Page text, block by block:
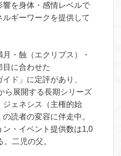
響を身体・感情レベルで
ルギーワークを提供して
・蝕（エクリプス）・
目に合わせた
イド」に定評があり、
ら展開する長期シリーズ
ジェネシス（主権的始
読者の変容に伴走中。
ン・イベント提供数は1,0
二児の父。